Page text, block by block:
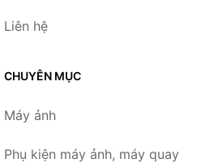
Liên hệ
CHUYÊN MỤC
Máy ảnh
Phụ kiện máy ảnh, máy quay